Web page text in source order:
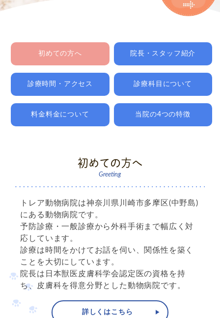
初めての方へ 院長・スタッフ紹介
診療時間・アクセス 診療科目について
料金料金について 当院の4つの特徴
初めての方へ
Greeting
トレア動物病院は神奈川県川崎市多摩区(中野島)
にある動物病院です。
予防診療・一般診療から外科手術まで幅広く対
応しています。
診療は時間をかけてお話を伺い、関係性を築く
ことを大切にしています。
院長は日本獣医皮膚科学会認定医の資格を持
ち、皮膚科を得意分野とした動物病院です。
詳しくはこちら